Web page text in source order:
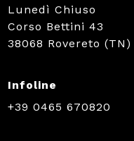
Lunedì Chiuso
Corso Bettini 43
38068 Rovereto (TN)
Infoline
+39 0465 670820